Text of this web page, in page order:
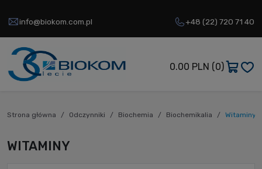
info@biokom.com.pl +48 (22) 720 71 40
0.00 PLN (0)
Strona główna Odczynniki Biochemia Biochemikalia Witaminy
WITAMINY